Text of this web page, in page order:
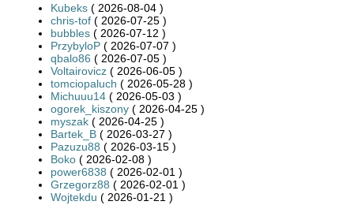
Kubeks ( 2026-08-04 )
chris-tof ( 2026-07-25 )
bubbles ( 2026-07-12 )
PrzybyloP ( 2026-07-07 )
qbalo86 ( 2026-07-05 )
Voltairovicz ( 2026-06-05 )
tomciopaluch ( 2026-05-28 )
Michuuu14 ( 2026-05-03 )
ogorek_kiszony ( 2026-04-25 )
myszak ( 2026-04-25 )
Bartek_B ( 2026-03-27 )
Pazuzu88 ( 2026-03-15 )
Boko ( 2026-02-08 )
power6838 ( 2026-02-01 )
Grzegorz88 ( 2026-02-01 )
Wojtekdu ( 2026-01-21 )